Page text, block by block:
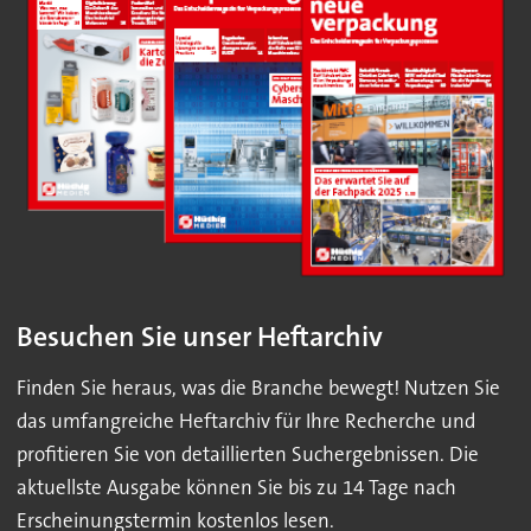
Besuchen Sie unser Heftarchiv
Finden Sie heraus, was die Branche bewegt! Nutzen Sie
das umfangreiche Heftarchiv für Ihre Recherche und
profitieren Sie von detaillierten Suchergebnissen. Die
aktuellste Ausgabe können Sie bis zu 14 Tage nach
Erscheinungstermin kostenlos lesen.